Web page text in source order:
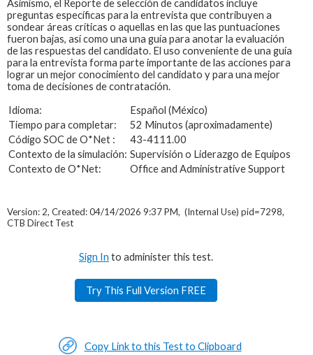
Asimismo, el Reporte de selección de candidatos incluye
preguntas específicas para la entrevista que contribuyen a
sondear áreas críticas o aquellas en las que las puntuaciones
fueron bajas, así como una una guía para anotar la evaluación
de las respuestas del candidato. El uso conveniente de una guía
para la entrevista forma parte importante de las acciones para
lograr un mejor conocimiento del candidato y para una mejor
toma de decisiones de contratación.
Idioma:
Español (México)
Tiempo para completar:
52 Minutos (aproximadamente)
Código SOC de O*Net :
43-4111.00
Contexto de la simulación: Supervisión o Liderazgo de Equipos
Contexto de O*Net:
Office and Administrative Support
Version: 2, Created: 04/14/2026 9:37 PM, (Internal Use) pid=7298,
CTB Direct Test
Sign In to administer this test.
Try This Full Version FREE
Copy Link to this Test to Clipboard